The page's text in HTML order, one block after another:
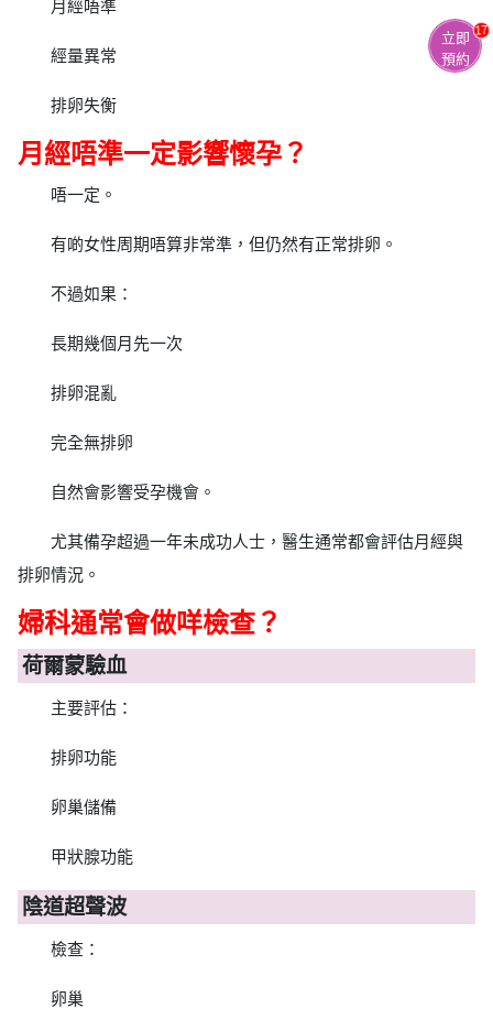
月經唔準
經量異常
排卵失衡
月經唔準一定影響懷孕？
唔一定。
有啲女性周期唔算非常準，但仍然有正常排卵。
不過如果：
長期幾個月先一次
排卵混亂
完全無排卵
自然會影響受孕機會。
尤其備孕超過一年未成功人士，醫生通常都會評估月經與
排卵情況。
婦科通常會做咩檢查？
荷爾蒙驗血
主要評估：
排卵功能
卵巢儲備
甲狀腺功能
陰道超聲波
檢查：
卵巢
立即
預約
17